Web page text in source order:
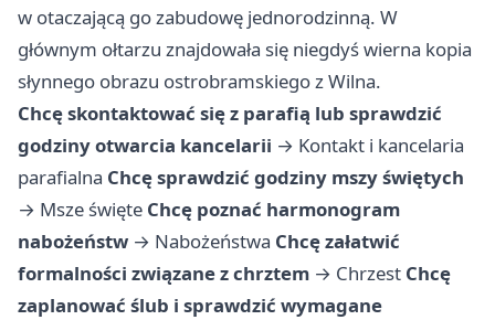
w otaczającą go zabudowę jednorodzinną. W
głównym ołtarzu znajdowała się niegdyś wierna kopia
słynnego obrazu ostrobramskiego z Wilna.
Chcę skontaktować się z parafią lub sprawdzić
godziny otwarcia kancelarii → Kontakt i kancelaria
parafialna Chcę sprawdzić godziny mszy świętych
→ Msze święte Chcę poznać harmonogram
nabożeństw → Nabożeństwa Chcę załatwić
formalności związane z chrztem → Chrzest Chcę
zaplanować ślub i sprawdzić wymagane